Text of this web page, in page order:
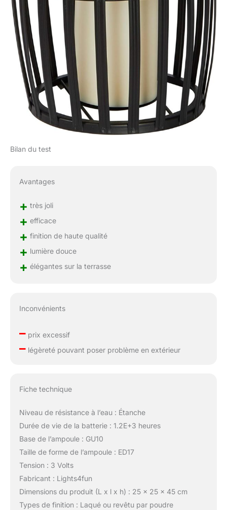
Bilan du test
Avantages
+ très joli
+ efficace
+ finition de haute qualité
+ lumière douce
+ élégantes sur la terrasse
Inconvénients
–prix excessif
–légèreté pouvant poser problème en extérieur
Fiche technique
Niveau de résistance à l’eau : Étanche
Durée de vie de la batterie : 1.2E+3 heures
Base de l’ampoule : GU10
Taille de forme de l’ampoule : ED17
Tension : 3 Volts
Fabricant : Lights4fun
Dimensions du produit (L x l x h) : 25 x 25 x 45 cm
Types de finition : Laqué ou revêtu par poudre